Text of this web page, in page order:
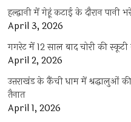
हल्द्वानी में गेहूं कटाई के दौरान पानी
April 3, 2026
गगरेट में 12 साल बाद चोरी की
April 2, 2026
उत्तराखंड के कैंची धाम में श्रद्धालुओं
तैनात
April 1, 2026